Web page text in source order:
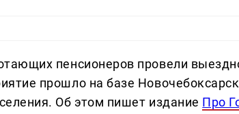
пенсионеров провели
прошло на базе
Об этом пишет издание Про